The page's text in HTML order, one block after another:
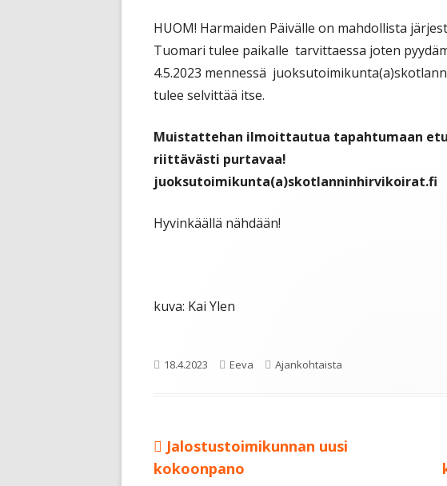
HUOM! Harmaiden Päivälle on mahdollista
Tuomari tulee paikalle tarvittaessa joten
4.5.2023 mennessä
tulee selvittää itse.
Muistattehan ilmoittautua tapahtumaan
riittävästi purtavaa!
juoksutoimikunta(a)skotlanninhirvikoirat.fi
Hyvinkäällä nähdään!
kuva: Kai Ylen
Julkaistu
18.4.2023 Kirjoittaja
Eeva Kategoriat
Ajankohtaista
Artikkelien
Edellinen:
Jalostustoimikunnan uusi
kokoonpano